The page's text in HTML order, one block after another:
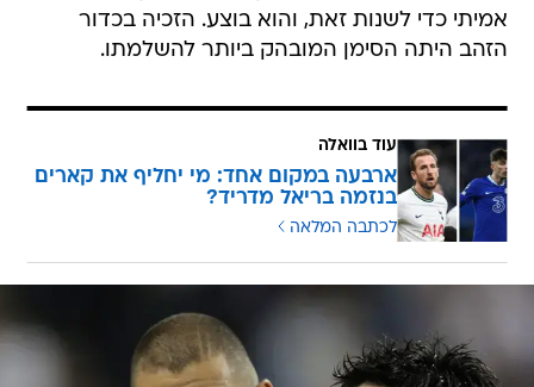
אמיתי כדי לשנות זאת, והוא בוצע. הזכיה בכדור
הזהב היתה הסימן המובהק ביותר להשלמתו.
עוד בוואלה
ארבעה במקום אחד: מי יחליף את קארים
בנזמה בריאל מדריד?
לכתבה המלאה